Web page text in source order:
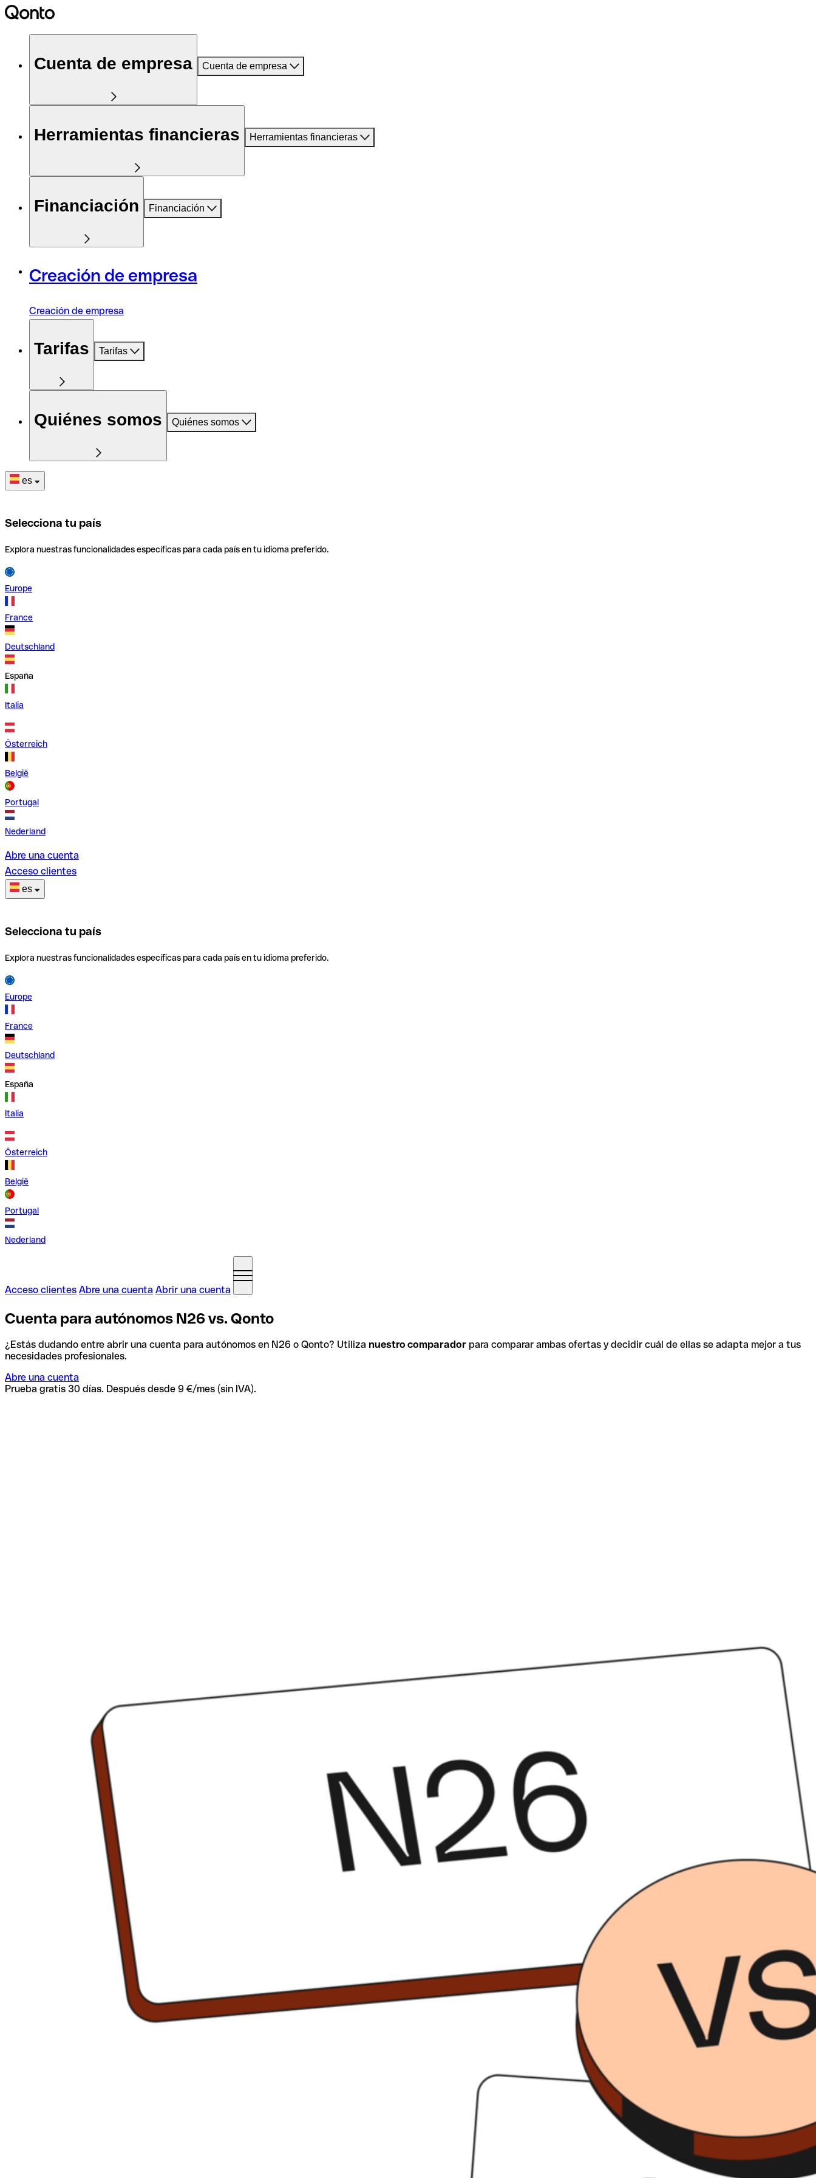
Cuenta de empresa Cuenta de empresa
Herramientas financieras Herramientas financieras
Financiación Financiación
Creación de empresa
Creación de empresa
Tarifas Tarifas
Quiénes somos Quiénes somos
es
Selecciona tu país
Explora nuestras funcionalidades específicas para cada país en tu idioma preferido.
Europe
France
Deutschland
España
Italia
Österreich
België
Portugal
Nederland
Abre una cuenta
Acceso clientes
es
Selecciona tu país
Explora nuestras funcionalidades específicas para cada país en tu idioma preferido.
Europe
France
Deutschland
España
Italia
Österreich
België
Portugal
Nederland
Acceso clientes Abre una cuenta Abrir una cuenta
Cuenta para autónomos N26 vs. Qonto
¿Estás dudando entre abrir una cuenta para autónomos en N26 o Qonto? Utiliza nuestro comparador para comparar ambas ofertas y decidir cuál de ellas se adapta mejor a tus
necesidades profesionales.
Abre una cuenta
Prueba gratis 30 días. Después desde 9 €/mes (sin IVA).